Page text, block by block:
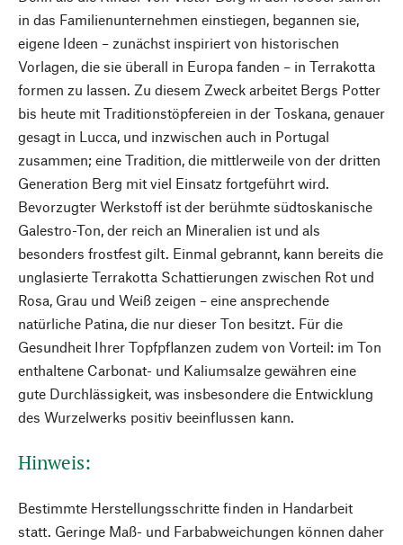
in das Familienunternehmen einstiegen, begannen sie,
eigene Ideen – zunächst inspiriert von historischen
Vorlagen, die sie überall in Europa fanden – in Terrakotta
formen zu lassen. Zu diesem Zweck arbeitet Bergs Potter
bis heute mit Traditionstöpfereien in der Toskana, genauer
gesagt in Lucca, und inzwischen auch in Portugal
zusammen; eine Tradition, die mittlerweile von der dritten
Generation Berg mit viel Einsatz fortgeführt wird.
Bevorzugter Werkstoff ist der berühmte südtoskanische
Galestro-Ton, der reich an Mineralien ist und als
besonders frostfest gilt. Einmal gebrannt, kann bereits die
unglasierte Terrakotta Schattierungen zwischen Rot und
Rosa, Grau und Weiß zeigen – eine ansprechende
natürliche Patina, die nur dieser Ton besitzt. Für die
Gesundheit Ihrer Topfpflanzen zudem von Vorteil: im Ton
enthaltene Carbonat- und Kaliumsalze gewähren eine
gute Durchlässigkeit, was insbesondere die Entwicklung
des Wurzelwerks positiv beeinflussen kann.
Hinweis:
Bestimmte Herstellungsschritte finden in Handarbeit
statt. Geringe Maß- und Farbabweichungen können daher